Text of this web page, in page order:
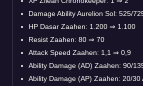
Damage Ability Aurelion Sol: 525/
HP Dasar Zaahen: 1.200 ⇒ 1.100
Resist Zaahen: 80 ⇒ 70
Attack Speed Zaahen: 1,1 ⇒ 0,9
Ability Damage (AD) Zaahen: 90/
Ability Damage (AP) Zaahen: 20/30